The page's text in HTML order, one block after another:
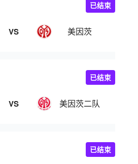
VS 美因茨
已结束
VS 美因茨二队
已结束
已结束